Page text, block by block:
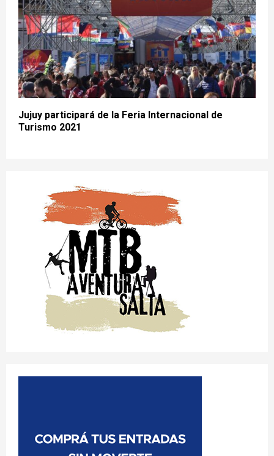
Jujuy participará de la Feria Internacional de
Turismo 2021